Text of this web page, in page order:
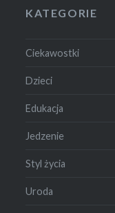
KATEGORIE
Ciekawostki
Dzieci
Edukacja
Jedzenie
Styl życia
Uroda